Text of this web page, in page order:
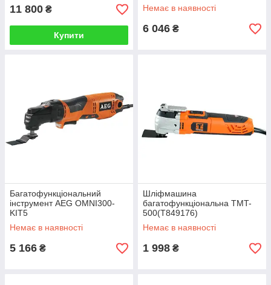
11 800 ₴
Купити
Немає в наявності
6 046 ₴
Багатофункціональний
інструмент AEG OMNI300-
KIT5
Немає в наявності
5 166 ₴
Шліфмашина
багатофункціональна TMT-
500(T849176)
Немає в наявності
1 998 ₴